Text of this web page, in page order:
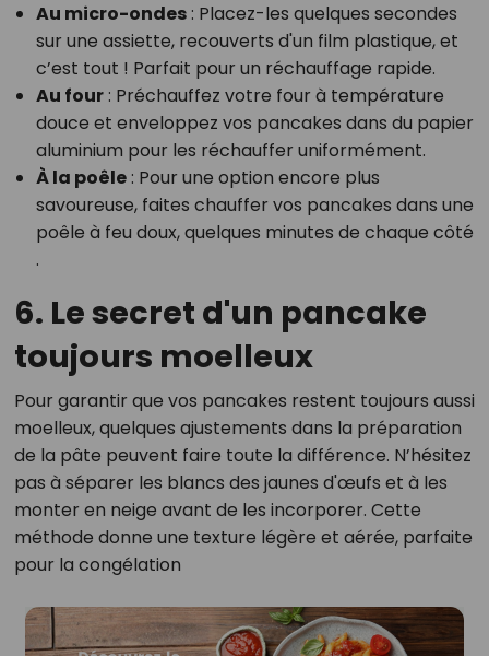
Au micro-ondes: Placez-les quelques secondes
sur une assiette, recouverts d'un film plastique, et
c’est tout ! Parfait pour un réchauffage rapide.
Au four: Préchauffez votre four à température
douce et enveloppez vos pancakes dans du papier
aluminium pour les réchauffer uniformément.
À la poêle: Pour une option encore plus
savoureuse, faites chauffer vos pancakes dans une
poêle à feu doux, quelques minutes de chaque côté​
.
6. Le secret d'un pancake
toujours moelleux
Pour garantir que vos pancakes restent toujours aussi
moelleux, quelques ajustements dans la préparation
de la pâte peuvent faire toute la différence. N’hésitez
pas à séparer les blancs des jaunes d'œufs et à les
monter en neige avant de les incorporer. Cette
méthode donne une texture légère et aérée, parfaite
pour la congélation​